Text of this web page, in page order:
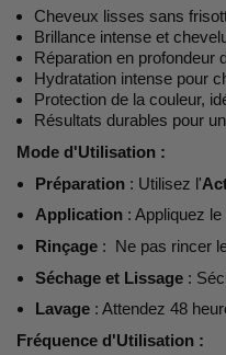
Cheveux lisses sans
Brillance intense et
Réparation en profondeur
Hydratation intense pour
Protection de la couleur,
Résultats durables pour
Mode d'Utilisation :
Préparation: Utilisez l'
Application: Appliquez le
Rinçage: Ne pas rincer
Séchage et Lissage:
Lavage: Attendez 48
Fréquence d'Utilisation :